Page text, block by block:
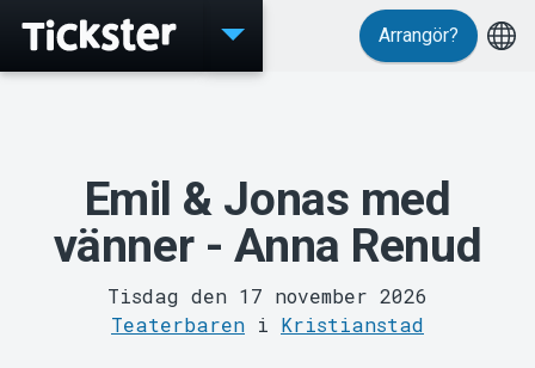
Arrangör?
Emil & Jonas med
vänner - Anna Renud
Tisdag den 17 november 2026
Teaterbaren i Kristianstad